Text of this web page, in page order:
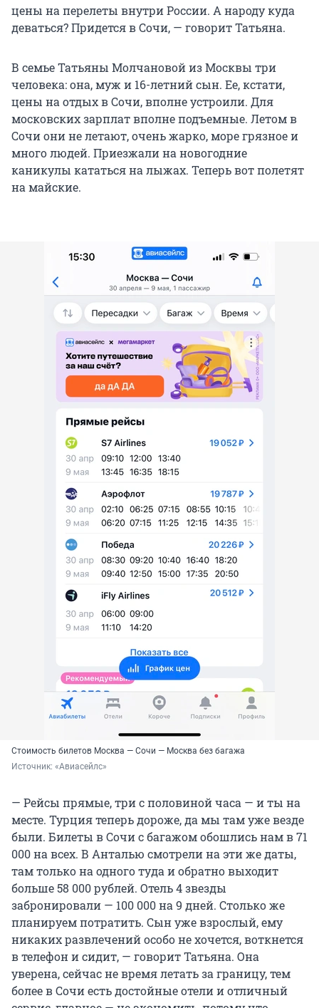
цены на перелеты внутри России. А народу куда
деваться? Придется в Сочи, — говорит Татьяна.
В семье Татьяны Молчановой из Москвы три
человека: она, муж и 16-летний сын. Ее, кстати,
цены на отдых в Сочи, вполне устроили. Для
московских зарплат вполне подъемные. Летом в
Сочи они не летают, очень жарко, море грязное и
много людей. Приезжали на новогодние
каникулы кататься на лыжах. Теперь вот полетят
на майские.
Стоимость билетов Москва — Сочи — Москва без багажа
Источник: «Авиасейлс»
— Рейсы прямые, три с половиной часа — и ты на
месте. Турция теперь дороже, да мы там уже везде
были. Билеты в Сочи с багажом обошлись нам в 71
000 на всех. В Анталью смотрели на эти же даты,
там только на одного туда и обратно выходит
больше 58 000 рублей. Отель 4 звезды
забронировали — 100 000 на 9 дней. Столько же
планируем потратить. Сын уже взрослый, ему
никаких развлечений особо не хочется, воткнется
в телефон и сидит, — говорит Татьяна. Она
уверена, сейчас не время летать за границу, тем
более в Сочи есть достойные отели и отличный